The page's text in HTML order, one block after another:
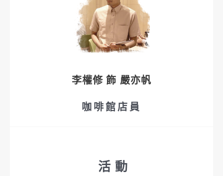
李權修 飾 嚴亦帆
咖啡館店員
活動